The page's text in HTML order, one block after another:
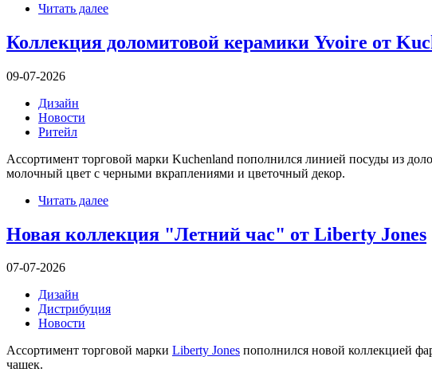
Читать далее
Коллекция доломитовой керамики Yvoire от
09-07-2026
Дизайн
Новости
Ритейл
Ассортимент торговой марки Kuchenland пополнился линией посуды из
молочный цвет с черными вкраплениями и цветочный декор.
Читать далее
Новая коллекция "Летний час" от Liberty Jones
07-07-2026
Дизайн
Дистрибуция
Новости
Ассортимент торговой марки Liberty Jones пополнился новой коллекцией
чашек.